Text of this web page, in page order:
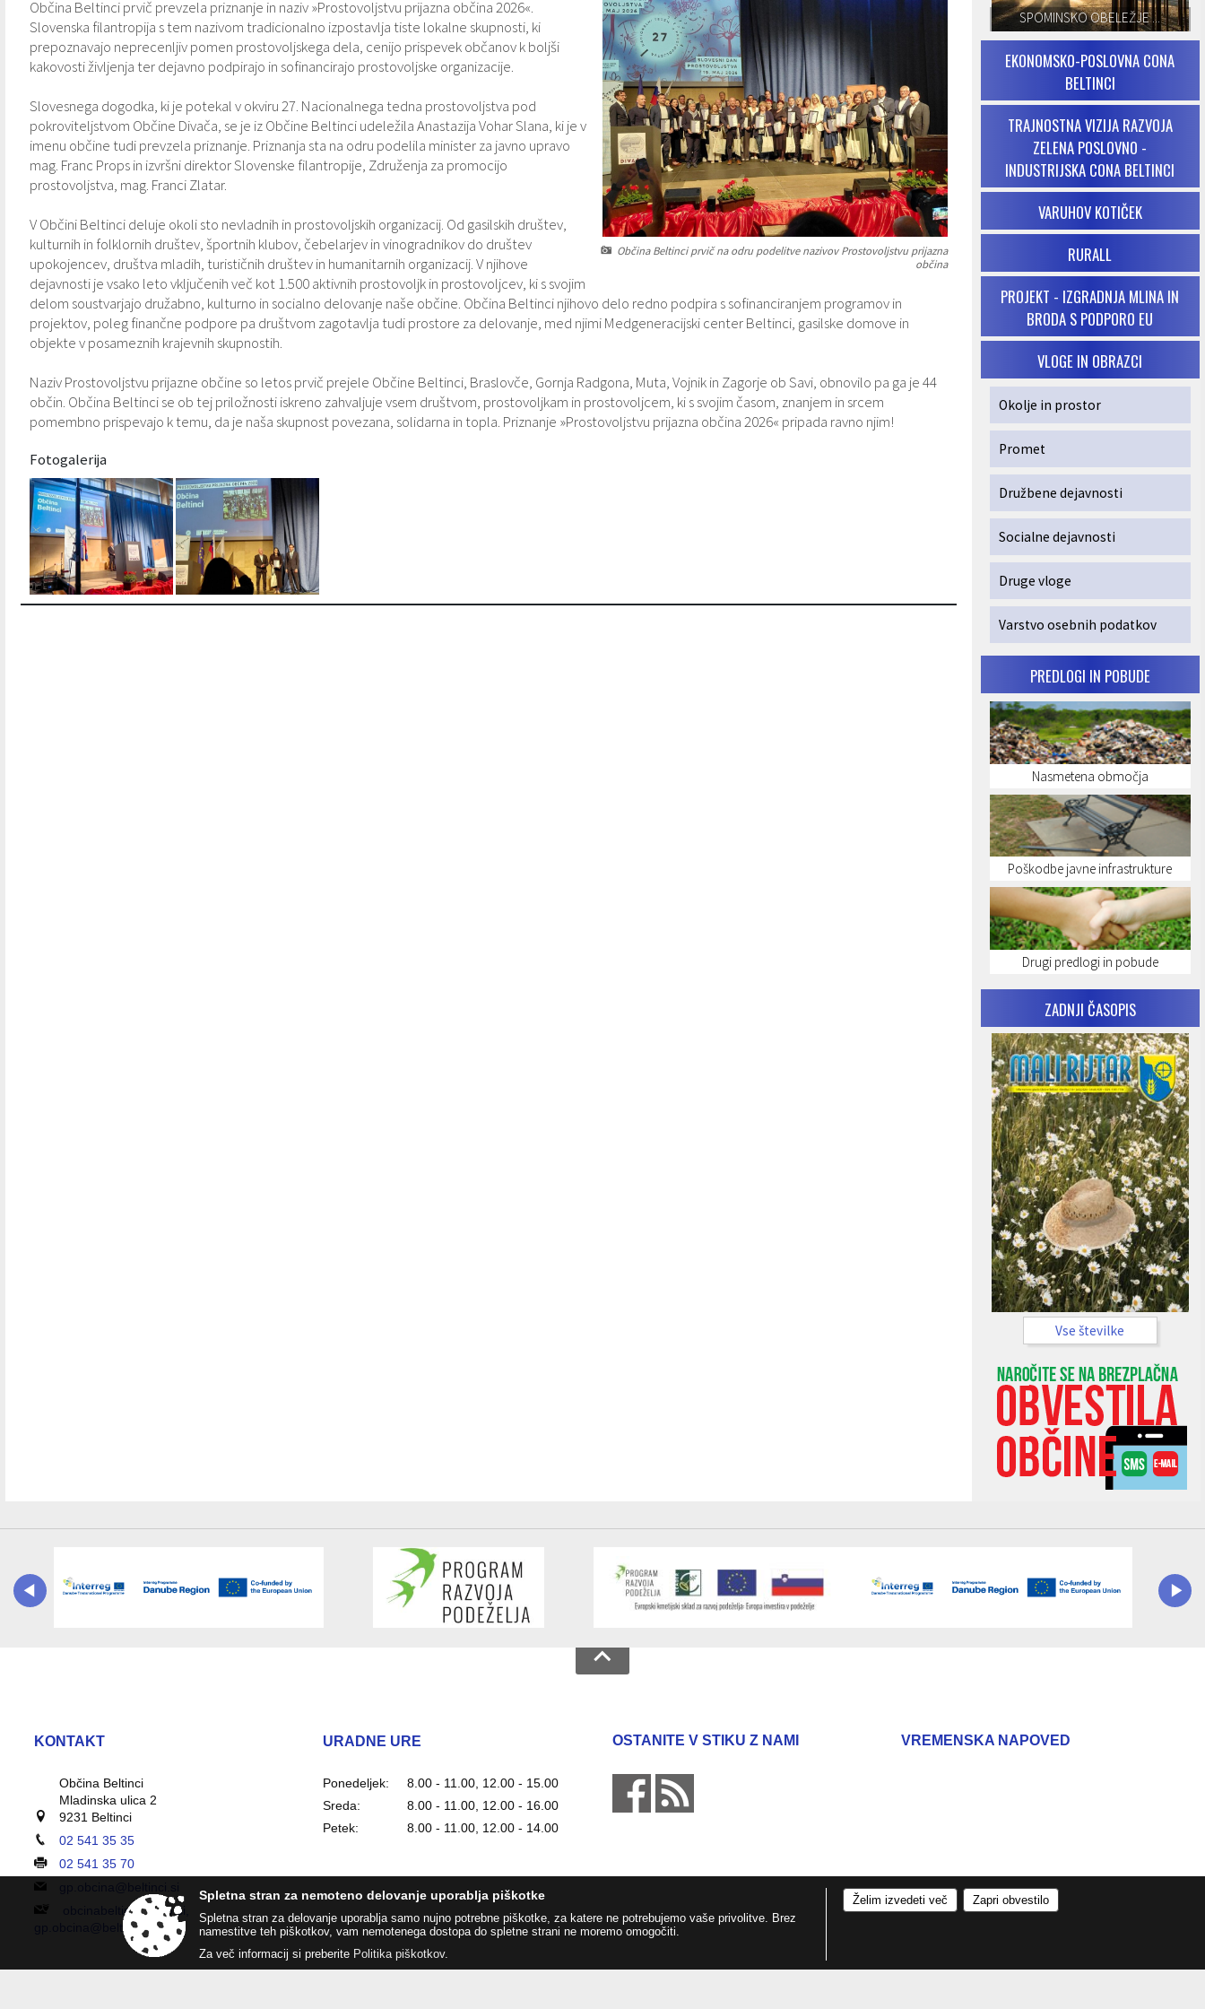
Občina Beltinci prvič na odru podelitve nazivov Prostovoljstvu prijazna
občina
Občina Beltinci prvič prevzela priznanje in naziv »Prostovoljstvu prijazna občina 2026«.
Slovenska filantropija s tem nazivom tradicionalno izpostavlja tiste lokalne skupnosti, ki
prepoznavajo neprecenljiv pomen prostovoljskega dela, cenijo prispevek občanov k boljši
kakovosti življenja ter dejavno podpirajo in sofinancirajo prostovoljske organizacije.
Slovesnega dogodka, ki je potekal v okviru 27. Nacionalnega tedna prostovoljstva pod
pokroviteljstvom Občine Divača, se je iz Občine Beltinci udeležila Anastazija Vohar Slana, ki je v
imenu občine tudi prevzela priznanje. Priznanja sta na odru podelila minister za javno upravo
mag. Franc Props in izvršni direktor Slovenske filantropije, Združenja za promocijo
prostovoljstva, mag. Franci Zlatar.
V Občini Beltinci deluje okoli sto nevladnih in prostovoljskih organizacij. Od gasilskih društev,
kulturnih in folklornih društev, športnih klubov, čebelarjev in vinogradnikov do društev
upokojencev, društva mladih, turističnih društev in humanitarnih organizacij. V njihove
dejavnosti je vsako leto vključenih več kot 1.500 aktivnih prostovoljk in prostovoljcev, ki s svojim
delom soustvarjajo družabno, kulturno in socialno delovanje naše občine. Občina Beltinci njihovo delo redno podpira s sofinanciranjem programov in
projektov, poleg finančne podpore pa društvom zagotavlja tudi prostore za delovanje, med njimi Medgeneracijski center Beltinci, gasilske domove in
objekte v posameznih krajevnih skupnostih.
Naziv Prostovoljstvu prijazne občine so letos prvič prejele Občine Beltinci, Braslovče, Gornja Radgona, Muta, Vojnik in Zagorje ob Savi, obnovilo pa ga je 44
občin. Občina Beltinci se ob tej priložnosti iskreno zahvaljuje vsem društvom, prostovoljkam in prostovoljcem, ki s svojim časom, znanjem in srcem
pomembno prispevajo k temu, da je naša skupnost povezana, solidarna in topla. Priznanje »Prostovoljstvu prijazna občina 2026« pripada ravno njim!
Fotogalerija
SPOMINSKO OBELEŽJE ...
EKONOMSKO-POSLOVNA CONA
BELTINCI
TRAJNOSTNA VIZIJA RAZVOJA
ZELENA POSLOVNO -
INDUSTRIJSKA CONA BELTINCI
VARUHOV KOTIČEK
RURALL
PROJEKT - IZGRADNJA MLINA IN
BRODA S PODPORO EU
VLOGE IN OBRAZCI
Okolje in prostor
Promet
Družbene dejavnosti
Socialne dejavnosti
Druge vloge
Varstvo osebnih podatkov
PREDLOGI IN POBUDE
Nasmetena območja
Poškodbe javne infrastrukture
Drugi predlogi in pobude
ZADNJI ČASOPIS
Vse številke
KONTAKT
Občina Beltinci
Mladinska ulica 2
9231 Beltinci
02 541 35 35
02 541 35 70
obcinabeltinci@vep.si,
gp.obcina@beltinci.si
URADNE URE
Ponedeljek:
8.00 - 11.00, 12.00 - 15.00
Sreda:
8.00 - 11.00, 12.00 - 16.00
Petek:
8.00 - 11.00, 12.00 - 14.00
OSTANITE V STIKU Z NAMI VREMENSKA NAPOVED
Spletna stran za nemoteno delovanje uporablja piškotke
Spletna stran za delovanje uporablja samo nujno potrebne piškotke, za katere ne potrebujemo vaše privolitve. Brez
namestitve teh piškotkov, vam nemotenega dostopa do spletne strani ne moremo omogočiti.
Za več informacij si preberite Politika piškotkov.
Želim izvedeti več Zapri obvestilo
Varstvo osebnih podatkov
Informacije javnega značaja
Občinski časopis "Mali Rijtar"
Občinski predpisi
Galerija slik
Prostorski akti
Druge koristne povezave